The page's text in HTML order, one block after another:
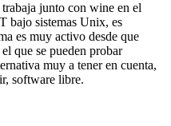
junto con wine en el
bajo sistemas Unix, es
es muy activo desde que
que se pueden probar
muy a tener en cuenta,
software libre.